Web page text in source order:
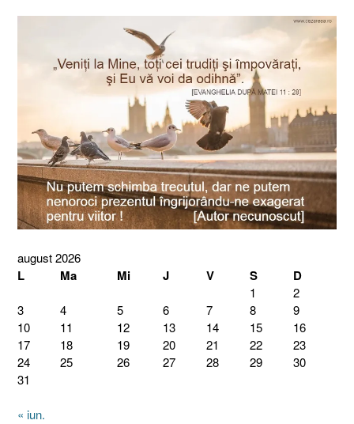
august 2026
L Ma Mi J V S D
1
2
3
4 5 6 7 8
9
10
11 12 13 14 15
16
17
18 19 20 21 22
23
24
25 26 27 28 29
30
31
« iun.